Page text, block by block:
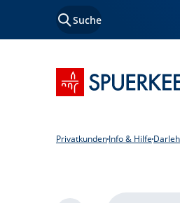
Suche
Startseite SPUERKEESS
PrivatkundenInfo & Hilfe